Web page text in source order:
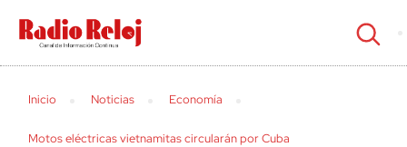
cerrar
Inicio Noticias Economía
Motos eléctricas vietnamitas circularán por Cuba